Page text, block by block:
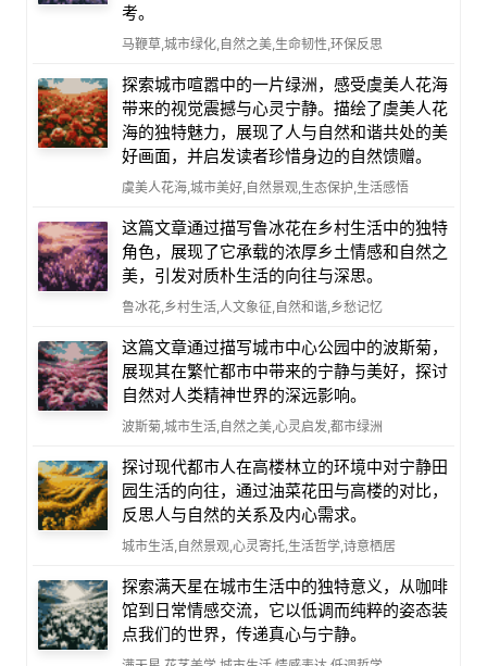
考。
马鞭草,城市绿化,自然之美,生命韧性,环保反思
探索城市喧嚣中的一片绿洲，感受虞美人花海
带来的视觉震撼与心灵宁静。描绘了虞美人花
海的独特魅力，展现了人与自然和谐共处的美
好画面，并启发读者珍惜身边的自然馈赠。
虞美人花海,城市美好,自然景观,生态保护,生活感悟
这篇文章通过描写鲁冰花在乡村生活中的独特
角色，展现了它承载的浓厚乡土情感和自然之
美，引发对质朴生活的向往与深思。
鲁冰花,乡村生活,人文象征,自然和谐,乡愁记忆
这篇文章通过描写城市中心公园中的波斯菊，
展现其在繁忙都市中带来的宁静与美好，探讨
自然对人类精神世界的深远影响。
波斯菊,城市生活,自然之美,心灵启发,都市绿洲
探讨现代都市人在高楼林立的环境中对宁静田
园生活的向往，通过油菜花田与高楼的对比，
反思人与自然的关系及内心需求。
城市生活,自然景观,心灵寄托,生活哲学,诗意栖居
探索满天星在城市生活中的独特意义，从咖啡
馆到日常情感交流，它以低调而纯粹的姿态装
点我们的世界，传递真心与宁静。